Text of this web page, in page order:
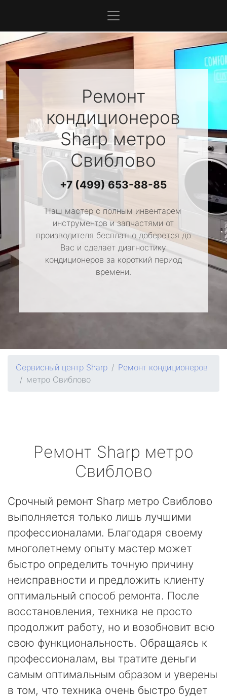
Ремонт
кондиционеров
Sharpметро
Свиблово
+7 (499) 653-88-85
Наш мастер с полным инвентарем
инструментов и запчастями от
производителя бесплатно доберется до
Вас и сделает диагностику
кондиционеров за короткий период
времени.
Сервисный центр Sharp
Ремонт кондиционеров
метро Свиблово
Ремонт Sharp метро
Свиблово
Срочный ремонт Sharp метро Свиблово
выполняется только лишь лучшими
профессионалами. Благодаря своему
многолетнему опыту мастер может
быстро определить точную причину
неисправности и предложить клиенту
оптимальный способ ремонта. После
восстановления, техника не просто
продолжит работу, но и возобновит всю
свою функциональность. Обращаясь к
профессионалам, вы тратите деньги
самым оптимальным образом и уверены
в том, что техника очень быстро будет